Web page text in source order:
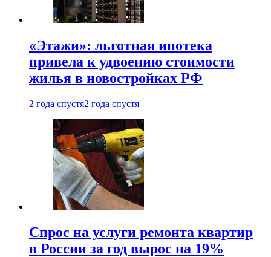
«Этажи»: льготная ипотека
привела к удвоению стоимости
жилья в новостройках РФ
2 года спустя2 года спустя
Спрос на услуги ремонта квартир
в России за год вырос на 19%